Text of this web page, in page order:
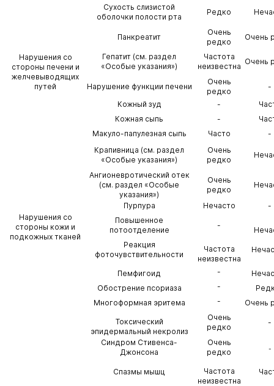
Сухость слизистой
оболочки полости рта
Редко
Панкреатит
Очень
редко
Очень
Нарушения со
стороны печени и
желчевыводящих
путей
Гепатит (см. раздел
«Особые указания»)
Частота
неизвестна
Очень
Нарушение функции печени
Очень
редко
-
Нарушения со
стороны кожи и
подкожных тканей
Кожный зуд -
Кожная сыпь
-
Макуло-папулезная сыпь
Часто
-
Крапивница (см. раздел
«Особые указания»)
Очень
редко
Ангионевротический отек
(см. раздел «Особые
указания»)
Очень
редко
Пурпура Нечасто
-
Повышенное
потоотделение
-
Реакция
фоточувствительности
Частота
неизвестна
Пемфигоид -
Обострение псориаза
-
Многоформная эритема
- Очень
Токсический
эпидермальный некролиз
Очень
редко
-
Синдром Стивенса-
Джонсона
Очень
редко
-
Спазмы мышц
Частота
неизвестна